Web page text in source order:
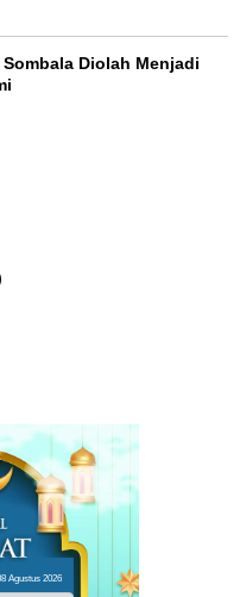
Diolah Menjadi
Agustus 2026